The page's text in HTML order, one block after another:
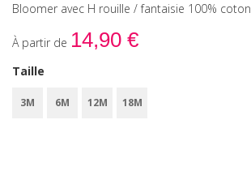
the
gallery
Bloomer avec H rouille / fantaisie 100% coton
À partir de 14,90 €
Taille
3M 6M 12M 18M